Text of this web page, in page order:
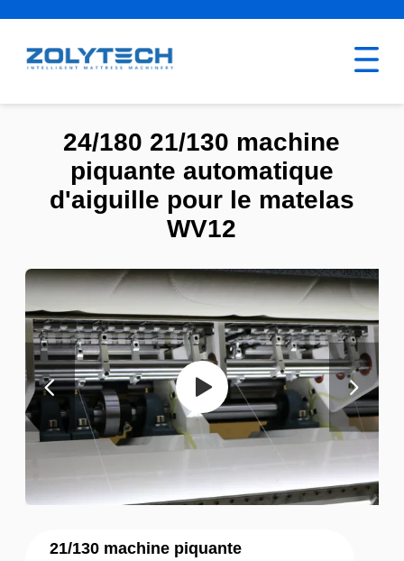
21/130 machine piquante
24/180 21/130 machine
piquante automatique
d'aiguille pour le matelas
WV12